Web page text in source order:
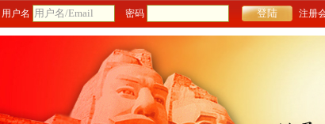
用户名 密码 注册